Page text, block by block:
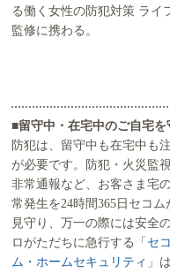
る働く女性の防犯対策 ライ
監修に携わる。
■留守中・在宅中のご自宅を
防犯は、留守中も在宅中も
が必要です。防犯・火災監視
非常通報など、お客さま宅
常発生を24時間365日セコム
見守り、万一の際には安全
ロがただちに急行する「 セコ
ム・ホームセキュリティ 」